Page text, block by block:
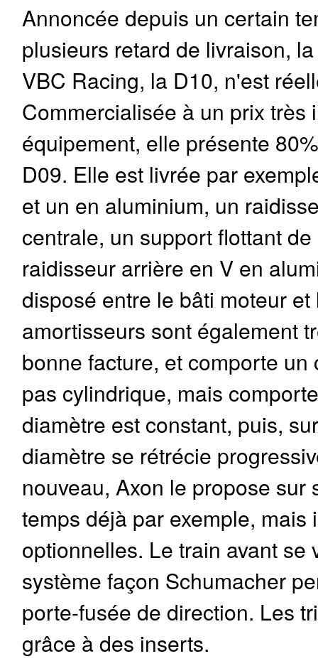
Annoncée depuis un certain
plusieurs retard de livraison,
VBC Racing, la D10, n'est
Commercialisée à un prix très
équipement, elle présente
D09. Elle est livrée par
et un en aluminium, un
centrale, un support flottant
raidisseur arrière en V en
disposé entre le bâti moteur
amortisseurs sont également
bonne facture, et comporte
pas cylindrique, mais
diamètre est constant, puis,
diamètre se rétrécie
nouveau, Axon le propose
temps déjà par exemple,
optionnelles. Le train avant
système façon Schumacher
porte-fusée de direction. Les
grâce à des inserts.